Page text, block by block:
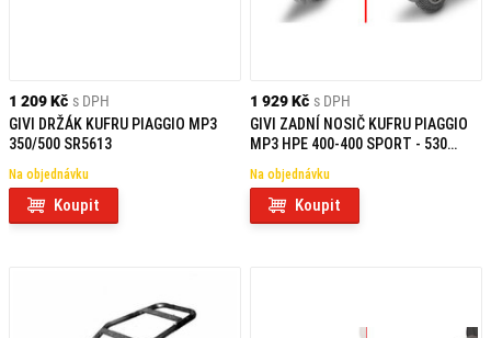
1 209 Kč s DPH
GIVI DRŽÁK KUFRU PIAGGIO MP3
350/500 SR5613
Na objednávku
Koupit
1 929 Kč s DPH
GIVI ZADNÍ NOSIČ KUFRU PIAGGIO
MP3 HPE 400-400 SPORT - 530
Na objednávku
Koupit